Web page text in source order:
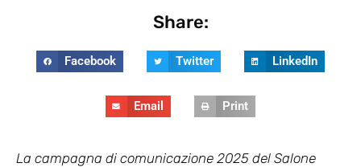
Share:
Facebook Twitter LinkedIn
Email Print
La campagna di comunicazione 2025 del Salone